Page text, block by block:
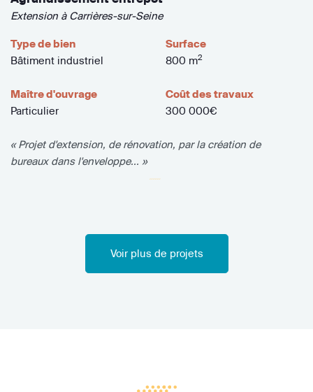
Extension à Carrières-sur-Seine
Type de bien
Bâtiment industriel
Surface
800 m2
Maître d'ouvrage
Particulier
Coût des travaux
300 000€
« Projet d'extension, de rénovation, par la création de
bureaux dans l'enveloppe... »
Voir plus de projets